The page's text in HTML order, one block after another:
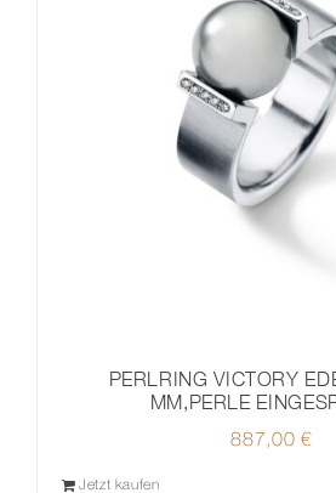
PERLRING VICTORY
MM,PERLE
887,00 €
Jetzt kaufen